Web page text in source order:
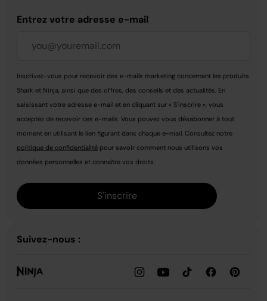
Entrez votre adresse e-mail
Inscrivez-vous pour recevoir des e-mails marketing concernant les produits
Shark et Ninja, ainsi que des offres, des conseils et des actualités. En
saisissant votre adresse e-mail et en cliquant sur « S'inscrire », vous
acceptez de recevoir ces e-mails. Vous pouvez vous désabonner à tout
moment en utilisant le lien figurant dans chaque e-mail. Consultez notre
politique de confidentialité pour savoir comment nous utilisons vos
données personnelles et connaître vos droits.
S'inscrire
Suivez-nous :